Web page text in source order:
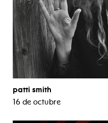
patti smith
16 de octubre